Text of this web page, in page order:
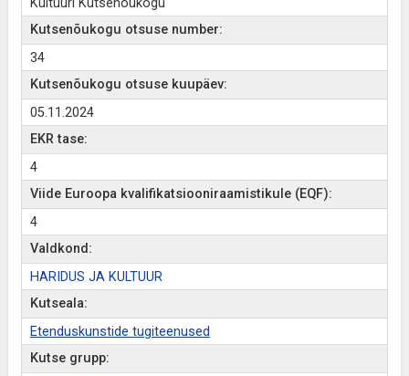
Kultuuri Kutsenõukogu
Kutsenõukogu otsuse number:
34
Kutsenõukogu otsuse kuupäev:
05.11.2024
EKR tase:
4
Viide Euroopa kvalifikatsiooniraamistikule (EQF):
4
Valdkond:
HARIDUS JA KULTUUR
Kutseala:
Etenduskunstide tugiteenused
Kutse grupp: